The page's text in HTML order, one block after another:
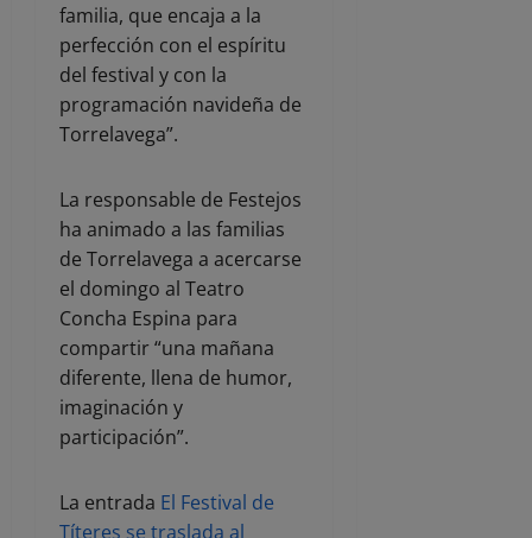
familia, que encaja a la
perfección con el espíritu
del festival y con la
programación navideña de
Torrelavega”.
La responsable de Festejos
ha animado a las familias
de Torrelavega a acercarse
el domingo al Teatro
Concha Espina para
compartir “una mañana
diferente, llena de humor,
imaginación y
participación”.
La entrada El Festival de
Títeres se traslada al